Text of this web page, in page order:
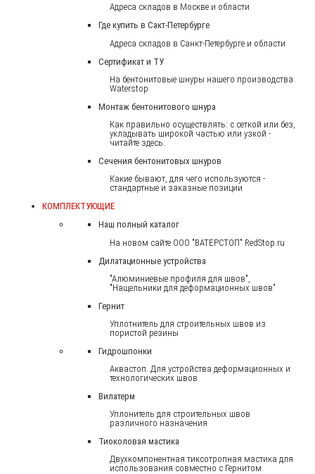
Адреса складов в Москве и области
Где купить в Сакт-Петербурге
Адреса складов в Санкт-Петербурге и области
Сертификат и ТУ
На бентонитовые шнуры нашего производства
Waterstop
Монтаж бентонитового шнура
Как правильно осуществлять: с сеткой или без,
укладывать широкой частью или узкой -
читайте здесь.
Сечения бентонитовых шнуров
Какие бывают, для чего используются -
стандартные и заказные позиции
КОМПЛЕКТУЮЩИЕ
Наш полный каталог
На новом сайте ООО "ВАТЕРСТОП" RedStop.ru
Дилатационные устройства
"Алюминиевые профиля для швов",
"Нащельники для деформационных швов"
Гернит
Уплотнитель для строительных швов из
пористой резины
Гидрошпонки
Аквастоп. Для устройства деформационных и
технологических швов
Вилатерм
Уплонитель для строительных швов
различного назначения
Тиоколовая мастика
Двухкомпонентная тиксотропная мастика для
использования совместно с Гернитом